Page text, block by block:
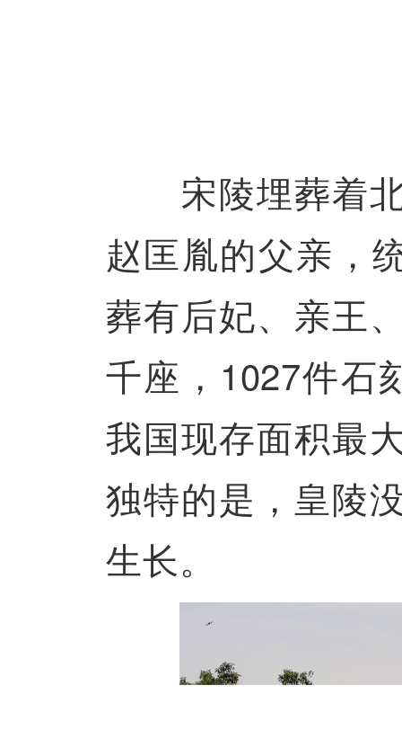
宋陵埋葬着北
赵匡胤的父亲，
葬有后妃、亲王
千座，1027件石
我国现存面积最
独特的是，皇陵
生长。